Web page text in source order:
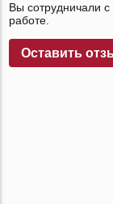
Вы сотрудничали
работе.
Оставить